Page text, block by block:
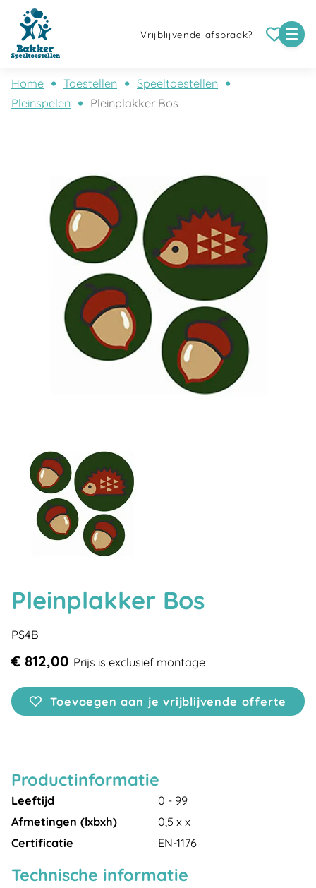
Vrijblijvende afspraak?
Home Toestellen
Speeltoestellen
Pleinspelen
Pleinplakker Bos
Pleinplakker Bos
PS4B
€ 812,00 Prijs is exclusief montage
Toevoegen aan je vrijblijvende offerte
Productinformatie
Leeftijd
0 - 99
Afmetingen (lxbxh)
0,5 x x
Certificatie
EN-1176
Technische informatie